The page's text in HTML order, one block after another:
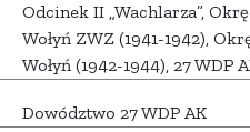
Odcinek II „Wachlarza”,
Wołyń ZWZ (1941-1942),
Wołyń (1942-1944), 27 WDP
Dowództwo 27 WDP AK